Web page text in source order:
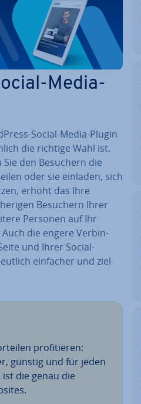
Media-
Social-Media-Plugin
die richtige Wahl ist.
Sie den Besuchern die
oder sie einladen, sich
erhöht das Ihre
Besuchern Ihrer
Personen auf Ihr
Auch die engere Ver­bin­
und Ihrer Social-
einfacher und ziel­
pro­fi­tie­ren:
günstig und für jeden
die genau die